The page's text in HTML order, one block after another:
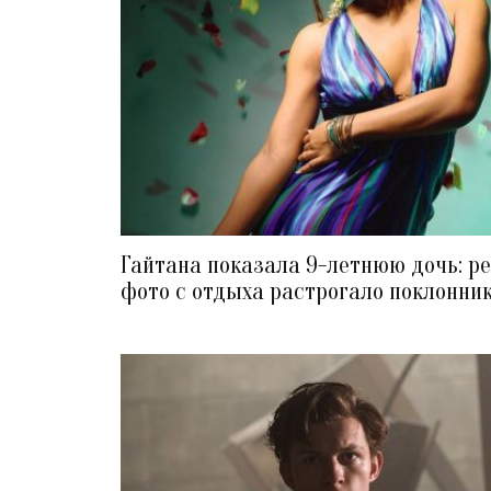
Гайтана показала 9-летнюю дочь:
фото с отдыха растрогало